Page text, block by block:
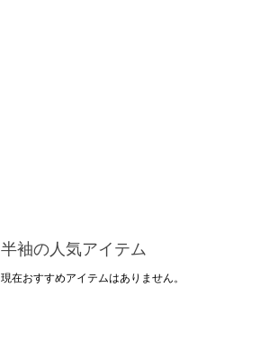
半袖の人気アイテム
現在おすすめアイテムはありません。